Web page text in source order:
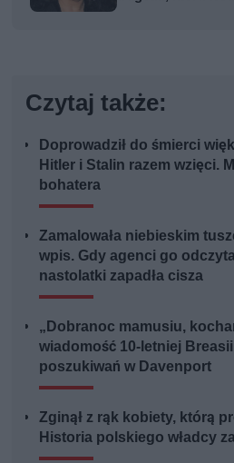
Czytaj także:
Doprowadził do śmierci
Hitler i Stalin razem wzięci.
bohatera
Zamalowała niebieskim
wpis. Gdy agenci go
nastolatki zapadła cisza
„Dobranoc mamusiu,
wiadomość 10-letniej
poszukiwań w Davenport
Zginął z rąk kobiety, którą
Historia polskiego władcy